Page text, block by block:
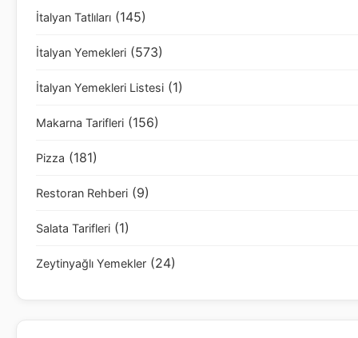
İtalyan Tatlıları (145)
İtalyan Yemekleri (573)
İtalyan Yemekleri Listesi (1)
Makarna Tarifleri (156)
Pizza (181)
Restoran Rehberi (9)
Salata Tarifleri (1)
Zeytinyağlı Yemekler (24)